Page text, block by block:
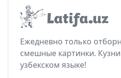
Ежедневно только
смешные картинки.
узбекском языке!